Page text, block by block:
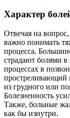
Характер
Отвечая на
важно понимать
процесса.
страдают болями
процессах в
простреливающий
из грудного или
Болезненность
Также, больные
как бы изнутри.